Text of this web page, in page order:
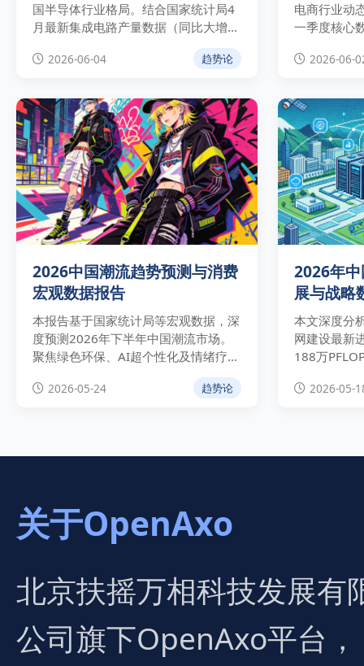
国半导体行业格局。结合国家统计局4
月最新集成电路产量数据（同比大增
24.7%）与WSTS最新预测，剖析AI算
力引爆的高端存储芯片周期性爆发，并
（Chiplet）实操建议。
2026-06-04 趋势论
电商行业动
一季度核心
利，并为出
2026-06-
2026中国潮流趋势预测与消费
宏观数据报告
本报告基于国家统计局等宏观数据，深
度预测2026年下半年中国潮流市场。
聚焦绿色环保、AI超个性化及情绪疗愈
三大趋势，为品牌提供具备E-E-A-T权
威性的实操指南。
2026-05-24 趋势论
2026年
展与战略
度分析
本文深度分
网建设最新
188万
的双重演进
2026-05-
关于OpenAxo
北京扶摇万相科技发展有
公司旗下OpenAxo平台，